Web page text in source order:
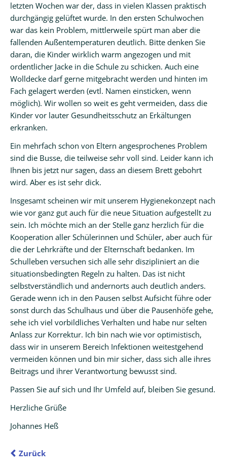
letzten Wochen war der, dass in vielen Klassen praktisch
durchgängig gelüftet wurde. In den ersten Schulwochen
war das kein Problem, mittlerweile spürt man aber die
fallenden Außentemperaturen deutlich. Bitte denken Sie
daran, die Kinder wirklich warm angezogen und mit
ordentlicher Jacke in die Schule zu schicken. Auch eine
Wolldecke darf gerne mitgebracht werden und hinten im
Fach gelagert werden (evtl. Namen einsticken, wenn
möglich). Wir wollen so weit es geht vermeiden, dass die
Kinder vor lauter Gesundheitsschutz an Erkältungen
erkranken.
Ein mehrfach schon von Eltern angesprochenes Problem
sind die Busse, die teilweise sehr voll sind. Leider kann ich
Ihnen bis jetzt nur sagen, dass an diesem Brett gebohrt
wird. Aber es ist sehr dick.
Insgesamt scheinen wir mit unserem Hygienekonzept nach
wie vor ganz gut auch für die neue Situation aufgestellt zu
sein. Ich möchte mich an der Stelle ganz herzlich für die
Kooperation aller Schülerinnen und Schüler, aber auch für
die der Lehrkräfte und der Elternschaft bedanken. Im
Schulleben versuchen sich alle sehr diszipliniert an die
situationsbedingten Regeln zu halten. Das ist nicht
selbstverständlich und andernorts auch deutlich anders.
Gerade wenn ich in den Pausen selbst Aufsicht führe oder
sonst durch das Schulhaus und über die Pausenhöfe gehe,
sehe ich viel vorbildliches Verhalten und habe nur selten
Anlass zur Korrektur. Ich bin nach wie vor optimistisch,
dass wir in unserem Bereich Infektionen weitestgehend
vermeiden können und bin mir sicher, dass sich alle ihres
Beitrags und ihrer Verantwortung bewusst sind.
Passen Sie auf sich und Ihr Umfeld auf, bleiben Sie gesund.
Herzliche Grüße
Johannes Heß
Zurück